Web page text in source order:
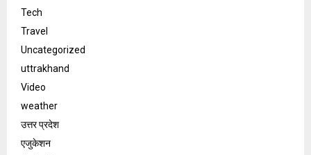
Tech
Travel
Uncategorized
uttrakhand
Video
weather
उत्तर प्रदेश
एजुकेशन